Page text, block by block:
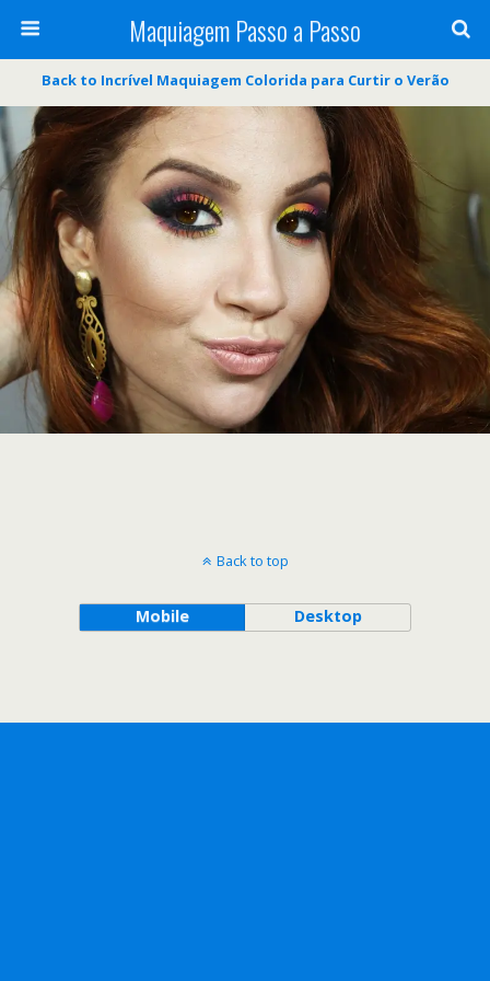
Maquiagem Passo a Passo
Back to Incrível Maquiagem Colorida para Curtir o Verão
Back to top
Mobile Desktop